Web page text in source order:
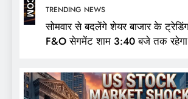
TRENDING NEWS
सोमवार से बदलेंगे शेयर बाजार के
F&O सेगमेंट शाम 3:40 बजे तक